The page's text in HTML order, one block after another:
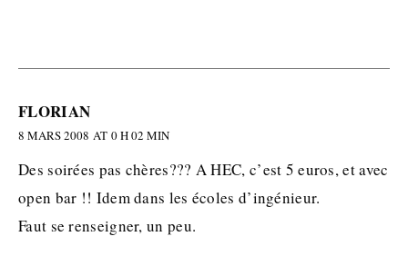
FLORIAN
8 MARS 2008 AT 0 H 02 MIN
Des soirées pas chères??? A HEC, c’est 5 euros, et avec
open bar !! Idem dans les écoles d’ingénieur.
Faut se renseigner, un peu.